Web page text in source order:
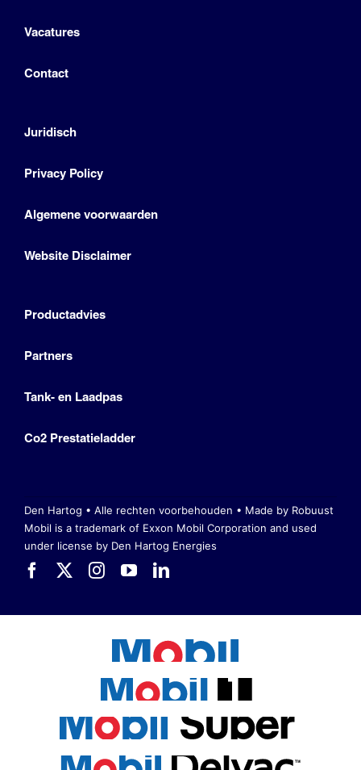
Vacatures
Contact
Juridisch
Privacy Policy
Algemene voorwaarden
Website Disclaimer
Productadvies
Partners
Tank- en Laadpas
Co2 Prestatieladder
Den Hartog • Alle rechten voorbehouden • Made by Robuust
Mobil is a trademark of Exxon Mobil Corporation and used
under license by Den Hartog Energies